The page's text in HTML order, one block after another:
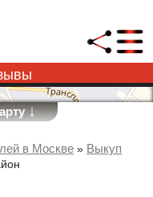
↓
в Москве » Выкуп